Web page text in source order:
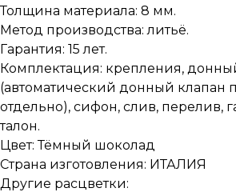
Толщина материала: 8 мм.
Метод производства: литьё.
Гарантия: 15 лет.
Комплектация: крепления,
(автоматический донный клапан
отдельно), сифон, слив, перелив,
талон.
Цвет: Тёмный шоколад
Страна изготовления: ИТАЛИЯ
Другие расцветки: